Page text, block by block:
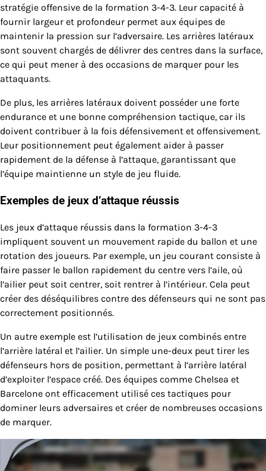
stratégie offensive de la formation 3-4-3. Leur capacité à
fournir largeur et profondeur permet aux équipes de
maintenir la pression sur l’adversaire. Les arrières latéraux
sont souvent chargés de délivrer des centres dans la surface,
ce qui peut mener à des occasions de marquer pour les
attaquants.
De plus, les arrières latéraux doivent posséder une forte
endurance et une bonne compréhension tactique, car ils
doivent contribuer à la fois défensivement et offensivement.
Leur positionnement peut également aider à passer
rapidement de la défense à l’attaque, garantissant que
l’équipe maintienne un style de jeu fluide.
Exemples de jeux d’attaque réussis
Les jeux d’attaque réussis dans la formation 3-4-3
impliquent souvent un mouvement rapide du ballon et une
rotation des joueurs. Par exemple, un jeu courant consiste à
faire passer le ballon rapidement du centre vers l’aile, où
l’ailier peut soit centrer, soit rentrer à l’intérieur. Cela peut
créer des déséquilibres contre des défenseurs qui ne sont pas
correctement positionnés.
Un autre exemple est l’utilisation de jeux combinés entre
l’arrière latéral et l’ailier. Un simple une-deux peut tirer les
défenseurs hors de position, permettant à l’arrière latéral
d’exploiter l’espace créé. Des équipes comme Chelsea et
Barcelone ont efficacement utilisé ces tactiques pour
dominer leurs adversaires et créer de nombreuses occasions
de marquer.